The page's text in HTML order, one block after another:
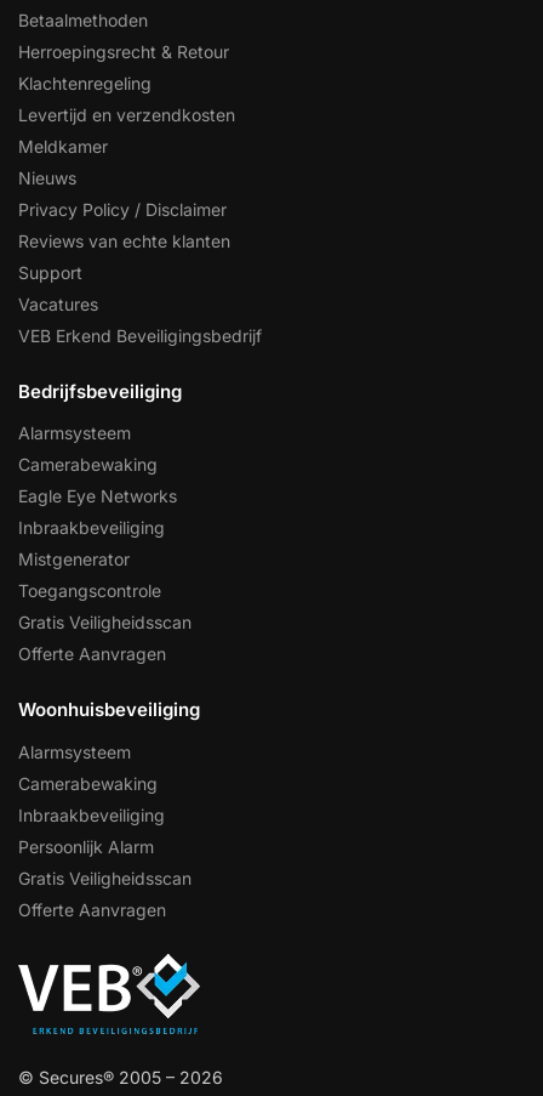
Betaalmethoden
Herroepingsrecht & Retour
Klachtenregeling
Levertijd en verzendkosten
Meldkamer
Nieuws
Privacy Policy / Disclaimer
Reviews van echte klanten
Support
Vacatures
VEB Erkend Beveiligingsbedrijf
Bedrijfsbeveiliging
Alarmsysteem
Camerabewaking
Eagle Eye Networks
Inbraakbeveiliging
Mistgenerator
Toegangscontrole
Gratis Veiligheidsscan
Offerte Aanvragen
Woonhuisbeveiliging
Alarmsysteem
Camerabewaking
Inbraakbeveiliging
Persoonlijk Alarm
Gratis Veiligheidsscan
Offerte Aanvragen
© Secures® 2005 – 2026